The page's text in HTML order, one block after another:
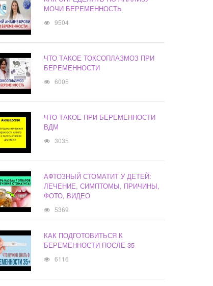
МОЧИ БЕРЕМЕННОСТЬ
9504
ЧТО ТАКОЕ ТОКСОПЛАЗМОЗ ПРИ
БЕРЕМЕННОСТИ
6005
ЧТО ТАКОЕ ПРИ БЕРЕМЕННОСТИ
ВДМ
3035
АФТОЗНЫЙ СТОМАТИТ У ДЕТЕЙ:
ЛЕЧЕНИЕ, СИМПТОМЫ, ПРИЧИНЫ,
ФОТО, ВИДЕО
5369
КАК ПОДГОТОВИТЬСЯ К
БЕРЕМЕННОСТИ ПОСЛЕ 35
6116